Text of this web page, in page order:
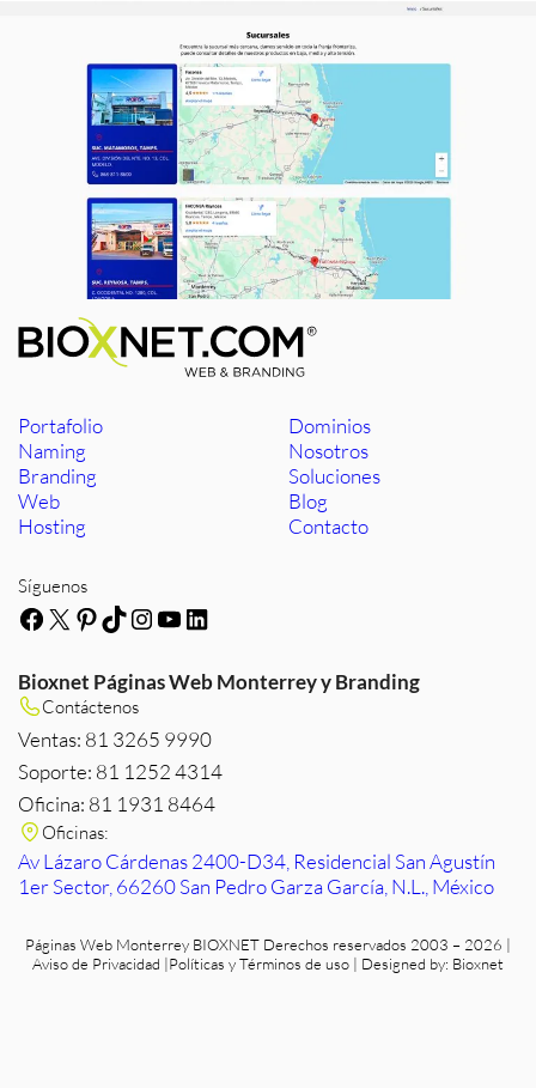
Portafolio
Naming
Branding
Web
Hosting
Dominios
Nosotros
Soluciones
Blog
Contacto
Síguenos
Facebook
X Pinterest
TikTok
Instagram
YouTube
LinkedIn
Bioxnet Páginas Web Monterrey y Branding
Contáctenos
Ventas: 81 3265 9990
Soporte: 81 1252 4314
Oficina: 81 1931 8464
Oficinas:
Av Lázaro Cárdenas 2400-D34, Residencial San Agustín
1er Sector, 66260 San Pedro Garza García, N.L., México
Páginas Web Monterrey BIOXNET Derechos reservados 2003 – 2026 |
Aviso de Privacidad |Políticas y Términos de uso | Designed by: Bioxnet